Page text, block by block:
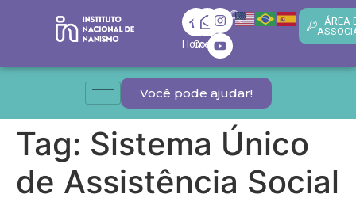
Home
Contato
ÁREA
Você pode ajudar!
Tag: Sistema Único
de Assistência Social